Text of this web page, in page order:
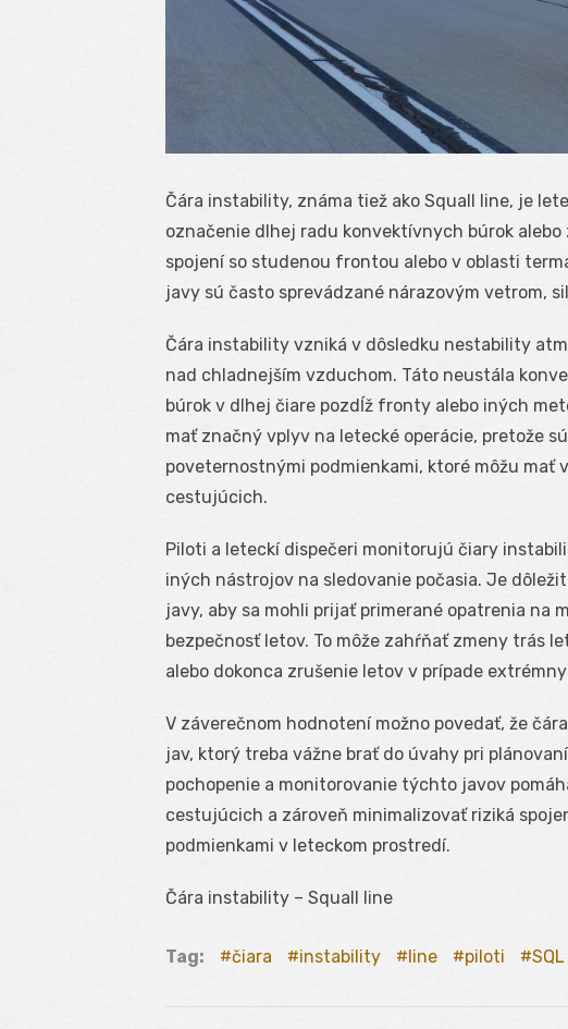
Čára instability, známa tiež ako Squall line, je
označenie dlhej radu konvektívnych búrok
spojení so studenou frontou alebo v oblasti
javy sú často sprevádzané nárazovým vetrom,
Čára instability vzniká v dôsledku nestability
nad chladnejším vzduchom. Táto neustála
búrok v dlhej čiare pozdĺž fronty alebo iných
mať značný vplyv na letecké operácie, pretože
poveternostnými podmienkami, ktoré môžu mať
cestujúcich.
Piloti a leteckí dispečeri monitorujú čiary
iných nástrojov na sledovanie počasia. Je
javy, aby sa mohli prijať primerané opatrenia na
bezpečnosť letov. To môže zahŕňať zmeny trás
alebo dokonca zrušenie letov v prípade
V záverečnom hodnotení možno povedať, že
jav, ktorý treba vážne brať do úvahy pri
pochopenie a monitorovanie týchto javov
cestujúcich a zároveň minimalizovať riziká
podmienkami v leteckom prostredí.
Čára instability – Squall line
Tag: čiara instability line piloti SQL